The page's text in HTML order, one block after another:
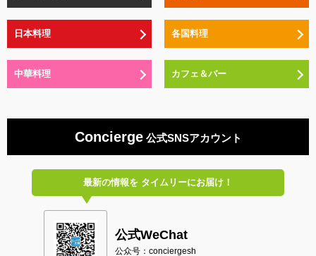
日本料理 各国料理
中華料理 カフェ＆バー
Concierge公式SNSアカウント
最新の情報をタイムリーにお届け！
公式WeChat
公众号：conciergesh